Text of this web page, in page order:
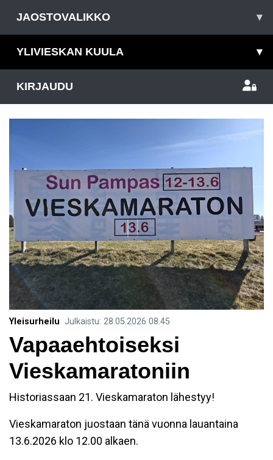
JAOSTOVALIKKO ▾
YLIVIESKAN KUULA ▾
KIRJAUDU
Yleisurheilu Julkaistu: 28.05.2026 08.45
Vapaaehtoiseksi
Vieskamaratoniin
Historiassaan 21. Vieskamaraton lähestyy!
Vieskamaraton juostaan tänä vuonna lauantaina
13.6.2026 klo 12.00 alkaen.